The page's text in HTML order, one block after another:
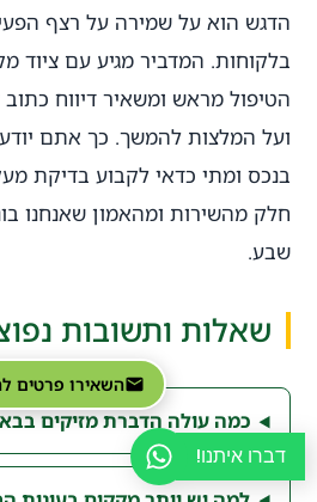
הדגש הוא על שמירה על רצף
בלקוחות. המדביר מגיע עם ציוד
הטיפול מראש ומשאיר דיווח
ועל המלצות להמשך. כך אתם
בנכס ומתי כדאי לקבוע בדיקת
חלק מהשירות ומהאמון שאנחנו
שבע.
שאלות ותשובות
כמה עולה הדברת מזיקים
דברו איתנו!
השאירו פרטים